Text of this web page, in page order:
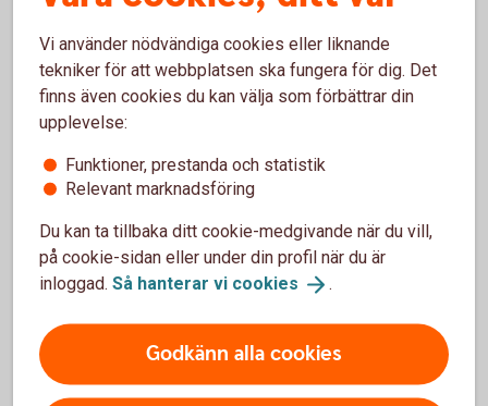
Investeringssparkonto (ISK)
Aktuell ränta (från och med 2024-08-30)
Årsavgift
0 kr 1
Minsta insättning
0 kr
Vi använder nödvändiga cookies eller liknande
tekniker för att webbplatsen ska fungera för dig. Det
finns även cookies du kan välja som förbättrar din
upplevelse:
Funktioner, prestanda och statistik
Relevant marknadsföring
Du kan ta tillbaka ditt cookie-medgivande när du vill,
på cookie-sidan eller under din profil när du är
inloggad. Så hanterar vi cookies .
Godkänn alla cookies